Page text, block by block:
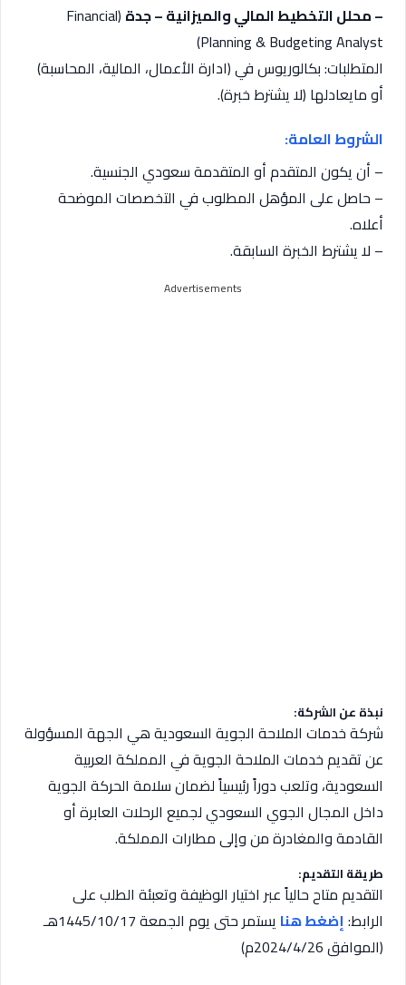
– محلل التخطيط المالي والميزانية – جدة (Financial
Planning & Budgeting Analyst)
المتطلبات: بكالوريوس في (ادارة الأعمال، المالية، المحاسبة)
أو مايعادلها (لا يشترط خبرة).
الشروط العامة:
– أن يكون المتقدم أو المتقدمة سعودي الجنسية.
– حاصل على المؤهل المطلوب في التخصصات الموضحة
أعلاه.
– لا يشترط الخبرة السابقة.
Advertisements
نبذة عن الشركة:
شركة خدمات الملاحة الجوية السعودية هي الجهة المسؤولة
عن تقديم خدمات الملاحة الجوية في المملكة العربية
السعودية، وتلعب دوراً رئيسياً لضمان سلامة الحركة الجوية
داخل المجال الجوي السعودي لجميع الرحلات العابرة أو
القادمة والمغادرة من وإلى مطارات المملكة.
طريقة التقديم:
التقديم متاح حالياً عبر اختيار الوظيفة وتعبئة الطلب على
الرابط: إضغط هنا
يستمر حتى يوم الجمعة 1445/10/17هـ
(الموافق 2024/4/26م)